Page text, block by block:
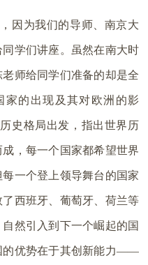
因为我们的导师、南京大
学们讲座。虽然在南大时
师给同学们准备的却是全
的出现及其对欧洲的影
史格局出发，指出世界历
，每一个国家都希望世界
一个登上领导舞台的国家
西班牙、葡萄牙、荷兰等
然引入到下一个崛起的国
优势在于其创新能力——